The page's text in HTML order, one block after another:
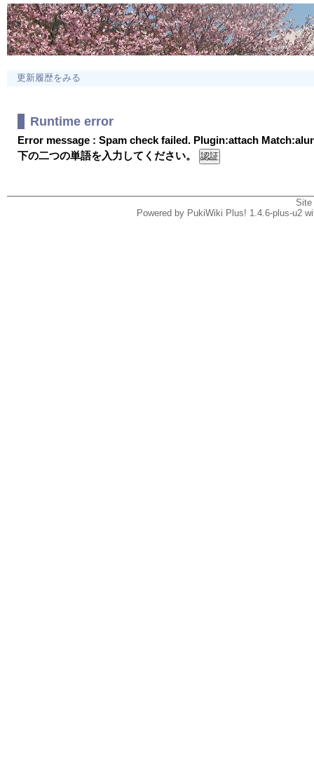
更新履歴をみる
Runtime error
Error message : Spam check failed. Plugin:attach
下の二つの単語を入力してください。
Powered by PukiWiki Plus! 1.4.6-plus-u2